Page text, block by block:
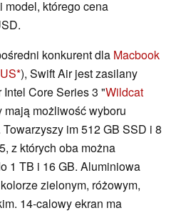
model, którego cena
konkurent dla Macbook
), Swift Air jest zasilany
Core Series 3 "Wildcat
mają możliwość wyboru
im 512 GB SSD i 8
z których oba można
1 TB i 16 GB. Aluminiowa
zielonym, różowym,
14-calowy ekran ma